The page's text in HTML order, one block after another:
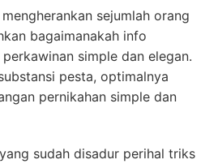
sejumlah orang
bagaimanakah info
simple dan elegan.
pesta, optimalnya
pernikahan simple dan
sudah disadur perihal triks